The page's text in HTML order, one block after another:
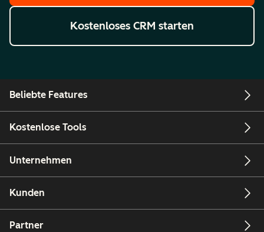
Kostenloses CRM starten
Beliebte Features
Kostenlose Tools
Unternehmen
Kunden
Partner